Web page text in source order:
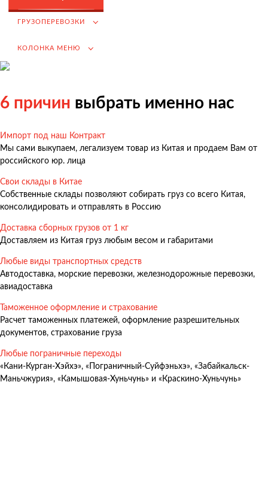
ГРУЗОПЕРЕВОЗКИ
КОЛОНКА МЕНЮ
Грузоперевозки
Грузоперевозки из Китая
Международные перевозки
Автомобильные перевозки
Железнодорожные перевозки
Морские и речные перевозки
Авиадоставка
Негабаритные перевозки
Комплексные логистические решения
Страхование грузов
6 причин выбрать именно нас
Импорт под наш Контракт
Мы сами выкупаем, легализуем товар из Китая и продаем Вам от
российского юр. лица
Свои склады в Китае
Собственные склады позволяют собирать груз со всего Китая,
консолидировать и отправлять в Россию
Доставка сборных грузов от 1 кг
Доставляем из Китая груз любым весом и габаритами
Любые виды транспортных средств
Автодоставка, морские перевозки, железнодорожные перевозки,
авиадоставка
Таможенное оформление и страхование
Расчет таможенных платежей, оформление разрешительных
документов, страхование груза
Любые пограничные переходы
«Кани-Курган-Хэйхэ», «Пограничный-Суйфэньхэ», «Забайкальск-
Маньчжурия», «Камышовая-Хуньчунь» и «Краскино-Хуньчунь»